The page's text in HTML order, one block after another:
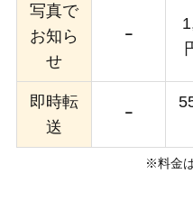
写真で
お知ら
せ
ｰ
即時転
送
ｰ
※料金